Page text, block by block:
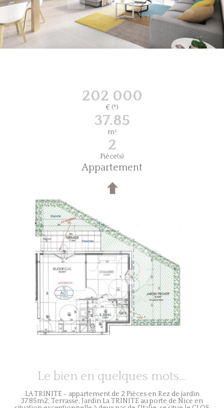
202 000
€ (*)
37.85
m²
2
Pièce(s)
Appartement
Le bien en quelques mots...
LA TRINITE - appartement de 2 Pièces en Rez de jardin
37.85m2, Terrasse, Jardin La TRINITE au porte de Nice en